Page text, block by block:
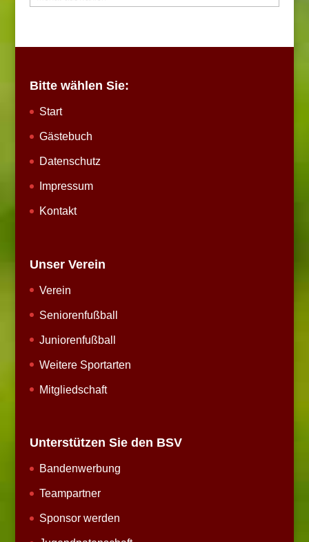
Bitte wählen Sie:
Start
Gästebuch
Datenschutz
Impressum
Kontakt
Unser Verein
Verein
Seniorenfußball
Juniorenfußball
Weitere Sportarten
Mitgliedschaft
Unterstützen Sie den BSV
Bandenwerbung
Teampartner
Sponsor werden